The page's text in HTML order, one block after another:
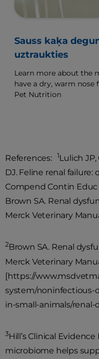
Sauss kaķa
uztraukties
Learn more about the
have a dry, warm
Pet Nutrition
References: 1Lulich JP,
DJ. Feline renal failure:
Compend Contin Educ
Brown SA. Renal
Merck Veterinary
2Brown SA. Renal
Merck Veterinary
[https://
system/noninfectious-
in-small-animals/
3Hill’s Clinical
microbiome helps